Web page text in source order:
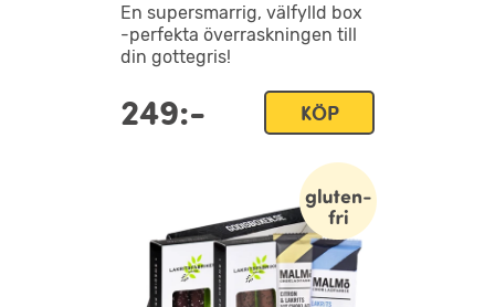
En supersmarrig, välfylld box
-perfekta överraskningen till
din gottegris!
249:- KÖP